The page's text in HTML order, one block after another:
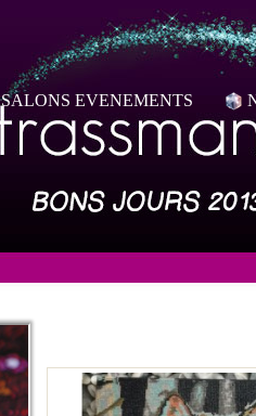
SALONS EVENEMENTS